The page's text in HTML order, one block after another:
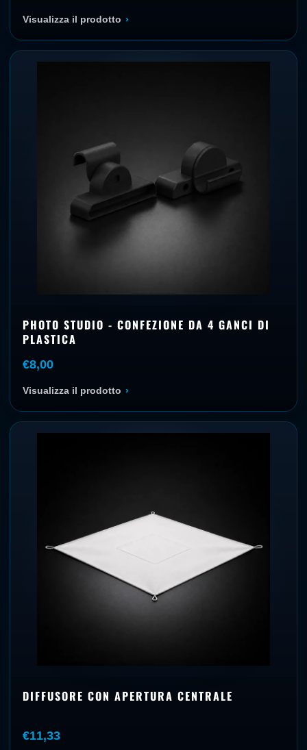
Visualizza il prodotto ›
PHOTO STUDIO - CONFEZIONE DA 4 GANCI DI
PLASTICA
€8,00
Visualizza il prodotto ›
DIFFUSORE CON APERTURA CENTRALE
€11,33